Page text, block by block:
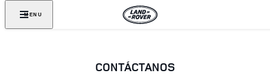
MENU
CONTÁCTANOS